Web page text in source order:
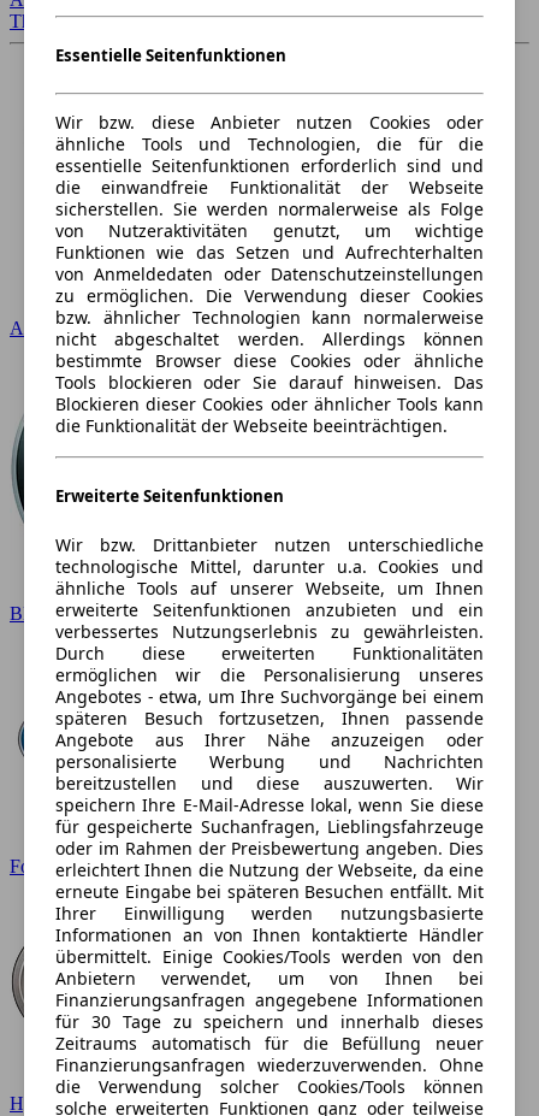
Themen-Forum
Audi
BMW
Ford
Hyundai
Essentielle Seitenfunktionen
Wir bzw. diese Anbieter nutzen Cookies oder
ähnliche Tools und Technologien, die für die
essentielle Seitenfunktionen erforderlich sind und
die einwandfreie Funktionalität der Webseite
sicherstellen. Sie werden normalerweise als Folge
von Nutzeraktivitäten genutzt, um wichtige
Funktionen wie das Setzen und Aufrechterhalten
von Anmeldedaten oder Datenschutzeinstellungen
zu ermöglichen. Die Verwendung dieser Cookies
bzw. ähnlicher Technologien kann normalerweise
nicht abgeschaltet werden. Allerdings können
bestimmte Browser diese Cookies oder ähnliche
Tools blockieren oder Sie darauf hinweisen. Das
Blockieren dieser Cookies oder ähnlicher Tools kann
die Funktionalität der Webseite beeinträchtigen.
Erweiterte Seitenfunktionen
Wir bzw. Drittanbieter nutzen unterschiedliche
technologische Mittel, darunter u.a. Cookies und
ähnliche Tools auf unserer Webseite, um Ihnen
erweiterte Seitenfunktionen anzubieten und ein
verbessertes Nutzungserlebnis zu gewährleisten.
Durch diese erweiterten Funktionalitäten
ermöglichen wir die Personalisierung unseres
Angebotes - etwa, um Ihre Suchvorgänge bei einem
späteren Besuch fortzusetzen, Ihnen passende
Angebote aus Ihrer Nähe anzuzeigen oder
personalisierte Werbung und Nachrichten
bereitzustellen und diese auszuwerten. Wir
speichern Ihre E-Mail-Adresse lokal, wenn Sie diese
für gespeicherte Suchanfragen, Lieblingsfahrzeuge
oder im Rahmen der Preisbewertung angeben. Dies
erleichtert Ihnen die Nutzung der Webseite, da eine
erneute Eingabe bei späteren Besuchen entfällt. Mit
Ihrer Einwilligung werden nutzungsbasierte
Informationen an von Ihnen kontaktierte Händler
übermittelt. Einige Cookies/Tools werden von den
Anbietern verwendet, um von Ihnen bei
Finanzierungsanfragen angegebene Informationen
für 30 Tage zu speichern und innerhalb dieses
Zeitraums automatisch für die Befüllung neuer
Finanzierungsanfragen wiederzuverwenden. Ohne
die Verwendung solcher Cookies/Tools können
solche erweiterten Funktionen ganz oder teilweise